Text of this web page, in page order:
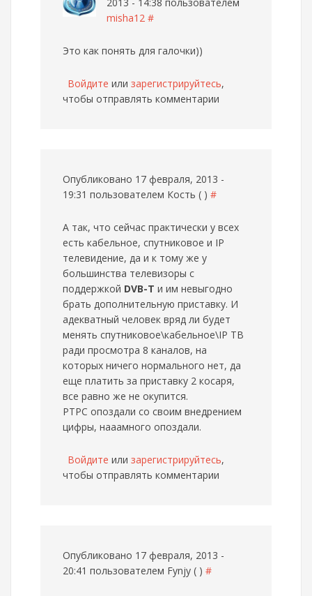
misha12 #
Это как понять для галочки))
Войдите или зарегистрируйтесь,
чтобы отправлять комментарии
Опубликовано 17 февраля, 2013 -
19:31 пользователем Кость ( ) #
А так, что сейчас практически у всех
есть кабельное, спутниковое и IP
телевидение, да и к тому же у
большинства телевизоры с
поддержкой DVB-T и им невыгодно
брать дополнительную приставку. И
адекватный человек вряд ли будет
менять спутниковое\кабельное\IP ТВ
ради просмотра 8 каналов, на
которых ничего нормального нет, да
еще платить за приставку 2 косаря,
все равно же не окупится.
РТРС опоздали со своим внедрением
цифры, нааамного опоздали.
Войдите или зарегистрируйтесь,
чтобы отправлять комментарии
Опубликовано 17 февраля, 2013 -
20:41 пользователем Fynjy ( ) #